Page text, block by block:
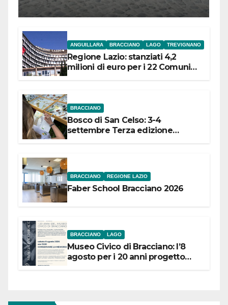
l’inaugurazione
ANGUILLARA BRACCIANO LAGO TREVIGNANO
Regione Lazio: stanziati 4,2
milioni di euro per i 22 Comuni
BRACCIANO
Bosco di San Celso: 3-4
settembre Terza edizione
BRACCIANO REGIONE LAZIO
Faber School Bracciano 2026
BRACCIANO LAGO
Museo Civico di Bracciano: l’8
agosto per i 20 anni progetto